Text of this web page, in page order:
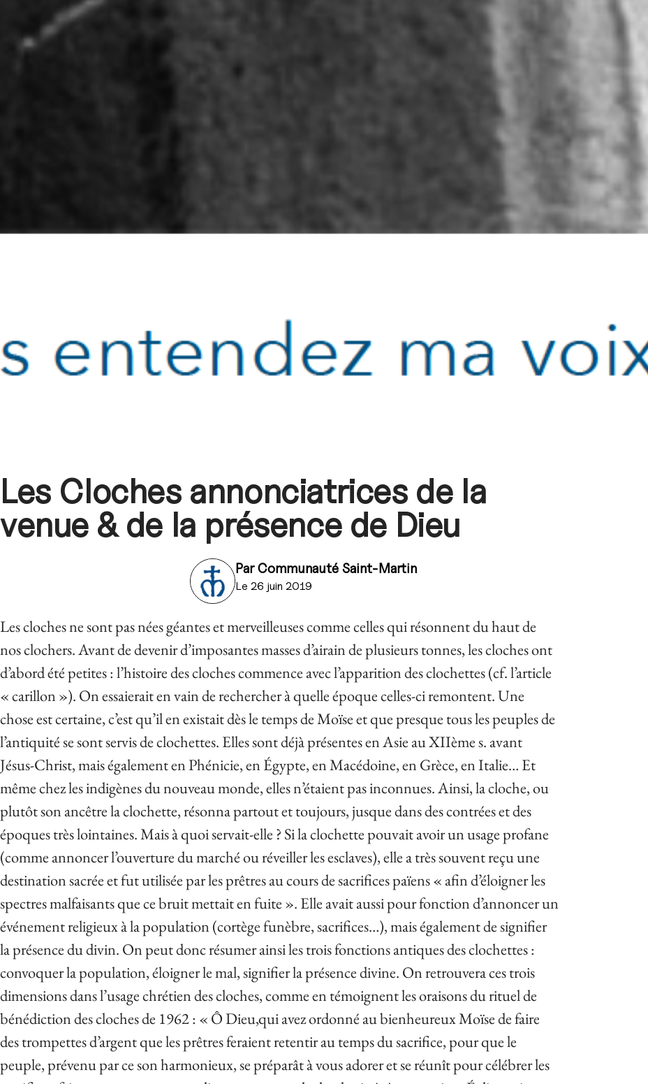
Les Cloches annonciatrices de la
venue & de la présence de Dieu
ParCommunauté Saint-Martin
Le 26 juin 2019
Les cloches ne sont pas nées géantes et merveilleuses comme celles qui résonnent du haut de
nos clochers. Avant de devenir d’imposantes masses d’airain de plusieurs tonnes, les cloches ont
d’abord été petites : l’histoire des cloches commence avec l’apparition des clochettes (cf. l’article
« carillon »). On essaierait en vain de rechercher à quelle époque celles-ci remontent. Une
chose est certaine, c’est qu’il en existait dès le temps de Moïse et que presque tous les peuples de
l’antiquité se sont servis de clochettes. Elles sont déjà présentes en Asie au XIIèmes. avant
Jésus-Christ, mais également en Phénicie, en Égypte, en Macédoine, en Grèce, en Italie… Et
même chez les indigènes du nouveau monde, elles n’étaient pas inconnues. Ainsi, la cloche, ou
plutôt son ancêtre la clochette, résonna partout et toujours, jusque dans des contrées et des
époques très lointaines. Mais à quoi servait-elle ? Si la clochette pouvait avoir un usage profane
(comme annoncer l’ouverture du marché ou réveiller les esclaves), elle a très souvent reçu une
destination sacrée et fut utilisée par les prêtres au cours de sacrifices païens « afin d’éloigner les
spectres malfaisants que ce bruit mettait en fuite ». Elle avait aussi pour fonction d’annoncer un
événement religieux à la population (cortège funèbre, sacrifices…), mais également de signifier
la présence du divin. On peut donc résumer ainsi les trois fonctions antiques des clochettes :
convoquer la population, éloigner le mal, signifier la présence divine. On retrouvera ces trois
dimensions dans l’usage chrétien des cloches, comme en témoignent les oraisons du rituel de
bénédiction des cloches de 1962 : « Ô Dieu,qui avez ordonné au bienheureux Moïse de faire
des trompettes d’argent que les prêtres feraient retentir au temps du sacrifice, pour que le
peuple, prévenu par ce son harmonieux, se préparât à vous adorer et se réunît pour célébrer les